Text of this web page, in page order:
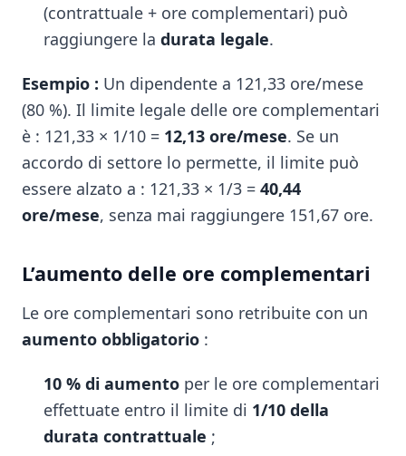
(contrattuale + ore complementari) può
raggiungere la durata legale.
Esempio : Un dipendente a 121,33 ore/mese
(80 %). Il limite legale delle ore complementari
è : 121,33 × 1/10 = 12,13 ore/mese. Se un
accordo di settore lo permette, il limite può
essere alzato a : 121,33 × 1/3 = 40,44
ore/mese, senza mai raggiungere 151,67 ore.
L’aumento delle ore complementari
Le ore complementari sono retribuite con un
aumento obbligatorio :
10 % di aumento per le ore complementari
effettuate entro il limite di 1/10 della
durata contrattuale ;